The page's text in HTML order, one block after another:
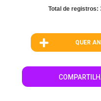
Total de registros:
QUER